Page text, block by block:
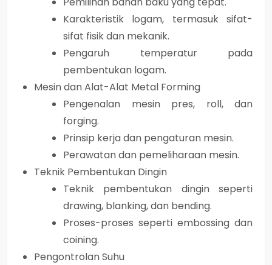
Karakteristik logam, termasuk sifat-
sifat fisik dan mekanik.
Pengaruh temperatur pada
pembentukan logam.
Mesin dan Alat-Alat Metal Forming
Pengenalan mesin pres, roll, dan
forging.
Prinsip kerja dan pengaturan mesin.
Perawatan dan pemeliharaan mesin.
Teknik Pembentukan Dingin
Teknik pembentukan dingin seperti
drawing, blanking, dan bending.
Proses-proses seperti embossing dan
coining.
Pengontrolan Suhu